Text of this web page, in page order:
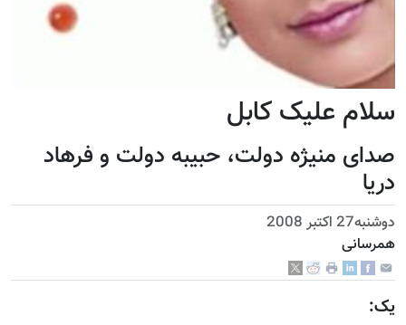
سلام علیک کابل
صدای منيژه دولت، حبیبه دولت و فرهاد
دریا
دوشنبه27 اكتبر 2008
همرسانی
يک: